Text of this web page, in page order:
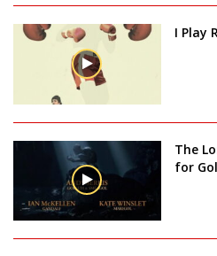
I Play
The
for